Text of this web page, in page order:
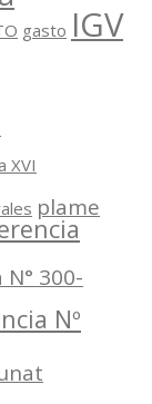
gasto IGV
XVI
plame
300-
Nº